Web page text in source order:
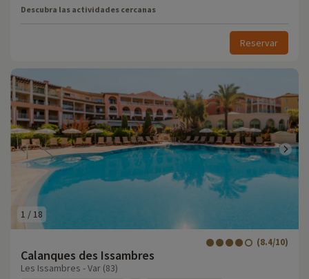
Descubra las actividades cercanas
Reservar
1 /18
Calanques des Issambres
(8.4/10)
Les Issambres - Var (83)